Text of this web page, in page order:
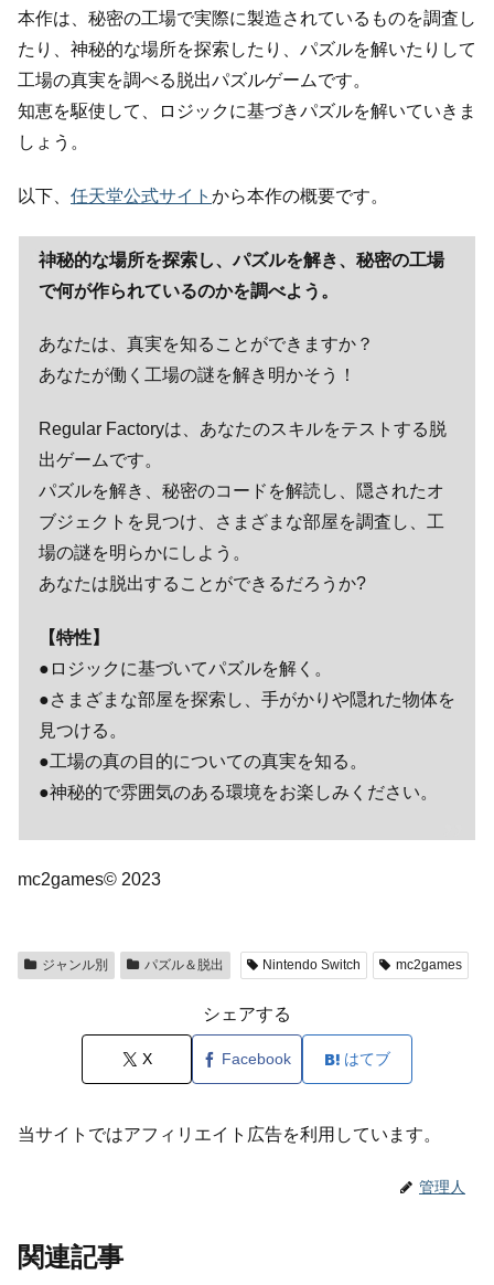
本作は、秘密の工場で実際に製造されているものを調査し
たり、神秘的な場所を探索したり、パズルを解いたりして
工場の真実を調べる脱出パズルゲームです。
知恵を駆使して、ロジックに基づきパズルを解いていきま
しょう。
以下、 任天堂公式サイト から本作の概要です。
神秘的な場所を探索し、パズルを解き、秘密の工場
で何が作られているのかを調べよう。
あなたは、真実を知ることができますか？
あなたが働く工場の謎を解き明かそう！
Regular Factoryは、あなたのスキルをテストする脱
出ゲームです。
パズルを解き、秘密のコードを解読し、隠されたオ
ブジェクトを見つけ、さまざまな部屋を調査し、工
場の謎を明らかにしよう。
あなたは脱出することができるだろうか?
【特性】
●ロジックに基づいてパズルを解く。
●さまざまな部屋を探索し、手がかりや隠れた物体を
見つける。
●工場の真の目的についての真実を知る。
●神秘的で雰囲気のある環境をお楽しみください。
mc2games© 2023
ジャンル別 パズル＆脱出 Nintendo Switch mc2games
シェアする
X Facebook はてブ
当サイトではアフィリエイト広告を利用しています。
管理人
関連記事